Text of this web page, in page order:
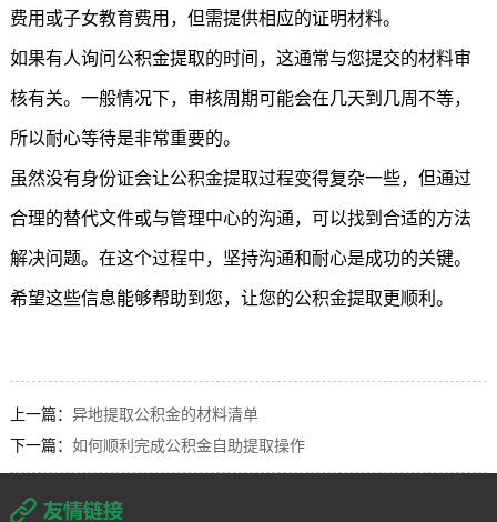
费用或子女教育费用，但需提供相应的证明材料。
如果有人询问公积金提取的时间，这通常与您提交的材料审
核有关。一般情况下，审核周期可能会在几天到几周不等，
所以耐心等待是非常重要的。
虽然没有身份证会让公积金提取过程变得复杂一些，但通过
合理的替代文件或与管理中心的沟通，可以找到合适的方法
解决问题。在这个过程中，坚持沟通和耐心是成功的关键。
希望这些信息能够帮助到您，让您的公积金提取更顺利。
上一篇： 异地提取公积金的材料清单
下一篇： 如何顺利完成公积金自助提取操作